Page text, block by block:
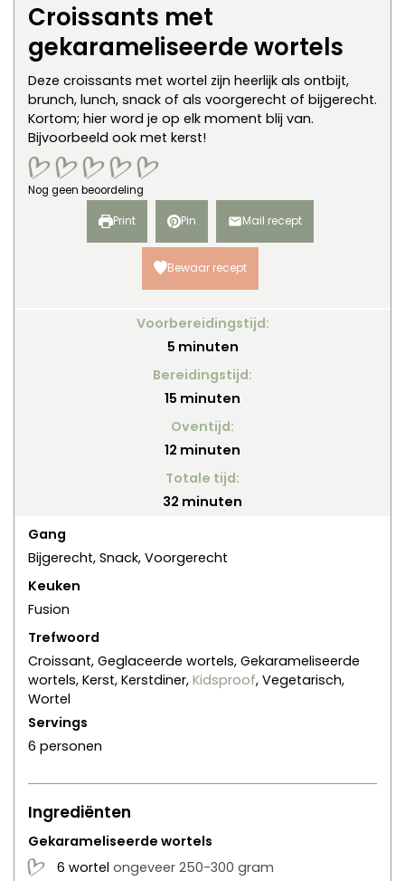
Croissants met
gekarameliseerde wortels
Deze croissants met wortel zijn heerlijk als ontbijt,
brunch, lunch, snack of als voorgerecht of bijgerecht.
Kortom; hier word je op elk moment blij van.
Bijvoorbeeld ook met kerst!
Nog geen beoordeling
Print Pin Mail recept
Bewaar recept
Voorbereidingstijd:
5minuten
minuten
Bereidingstijd:
15 minuten
minuten
Oventijd:
12 minuten
minuten
Totale tijd:
32 minuten
minuten
Gang
Bijgerecht, Snack, Voorgerecht
Keuken
Fusion
Trefwoord
Croissant, Geglaceerde wortels, Gekarameliseerde
wortels, Kerst, Kerstdiner, Kidsproof, Vegetarisch,
Wortel
Servings
6 personen
Ingrediënten
Gekarameliseerde wortels
6 wortel ongeveer 250-300 gram